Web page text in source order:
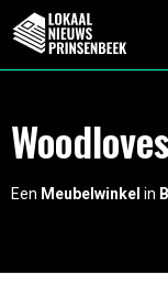
Een Meubelwinkel in